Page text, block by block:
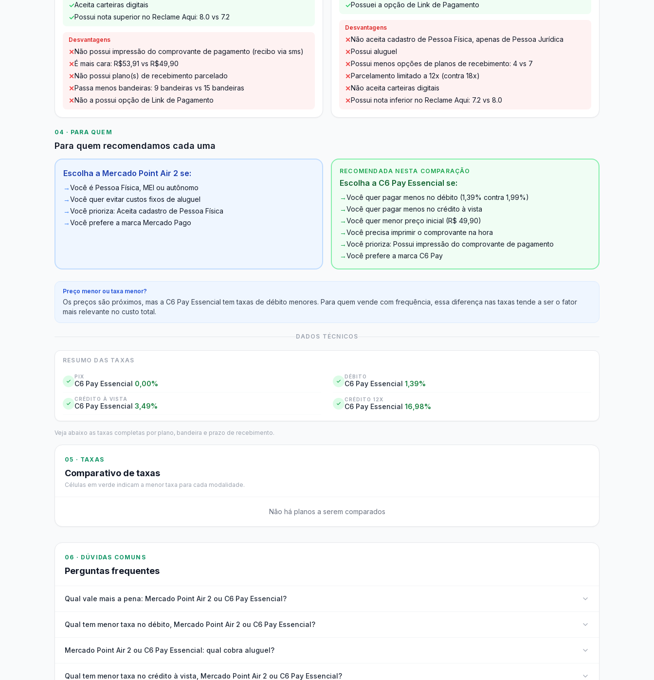
✓Aceita carteiras digitais
✓Possui nota superior no Reclame Aqui: 8.0 vs 7.2
Desvantagens
✕Não possui impressão do comprovante de pagamento (recibo via sms)
✕É mais cara: R$53,91 vs R$49,90
✕Não possui plano(s) de recebimento parcelado
✕Passa menos bandeiras: 9 bandeiras vs 15 bandeiras
✕Não a possui opção de Link de Pagamento
✓Possuei a opção de Link de Pagamento
Desvantagens
✕Não aceita cadastro de Pessoa Física, apenas de Pessoa Jurídica
✕Possui aluguel
✕Possui menos opções de planos de recebimento: 4 vs 7
✕Parcelamento limitado a 12x (contra 18x)
✕Não aceita carteiras digitais
✕Possui nota inferior no Reclame Aqui: 7.2 vs 8.0
04 · PARA QUEM
Para quem recomendamos cada uma
Escolha a Mercado Point Air 2 se:
→Você é Pessoa Física, MEI ou autônomo
→Você quer evitar custos fixos de aluguel
→Você prioriza: Aceita cadastro de Pessoa Física
→Você prefere a marca Mercado Pago
RECOMENDADA NESTA COMPARAÇÃO
Escolha a C6 Pay Essencial se:
→Você quer pagar menos no débito (1,39% contra 1,99%)
→Você quer pagar menos no crédito à vista
→Você quer menor preço inicial (R$ 49,90)
→Você precisa imprimir o comprovante na hora
→Você prioriza: Possui impressão do comprovante de pagamento
→Você prefere a marca C6 Pay
Preço menor ou taxa menor?
Os preços são próximos, mas a C6 Pay Essencial tem taxas de débito menores. Para quem vende com frequência, essa diferença nas taxas tende a ser o fator
mais relevante no custo total.
DADOS TÉCNICOS
RESUMO DAS TAXAS
PIX
C6 Pay Essencial 0,00%
DÉBITO
C6 Pay Essencial 1,39%
CRÉDITO À VISTA
C6 Pay Essencial 3,49%
CRÉDITO 12X
C6 Pay Essencial 16,98%
Veja abaixo as taxas completas por plano, bandeira e prazo de recebimento.
05 · TAXAS
Comparativo de taxas
Células em verde indicam a menor taxa para cada modalidade.
Não há planos a serem comparados
06 · DÚVIDAS COMUNS
Perguntas frequentes
Qual vale mais a pena: Mercado Point Air 2 ou C6 Pay Essencial?
Qual tem menor taxa no débito, Mercado Point Air 2 ou C6 Pay Essencial?
Mercado Point Air 2 ou C6 Pay Essencial: qual cobra aluguel?
Qual tem menor taxa no crédito à vista, Mercado Point Air 2 ou C6 Pay Essencial?